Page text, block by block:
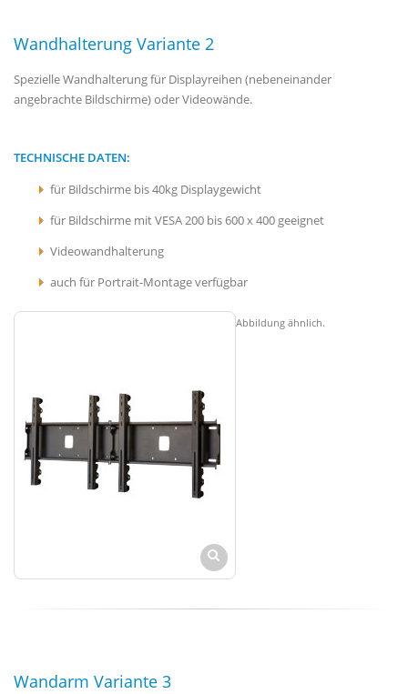
Wandhalterung Variante 2
Spezielle Wandhalterung für Displayreihen (nebeneinander
angebrachte Bildschirme) oder Videowände.
TECHNISCHE DATEN:
für Bildschirme bis 40kg Displaygewicht
für Bildschirme mit VESA 200 bis 600 x 400 geeignet
Videowandhalterung
auch für Portrait-Montage verfügbar
Abbildung ähnlich.
Wandarm Variante 3